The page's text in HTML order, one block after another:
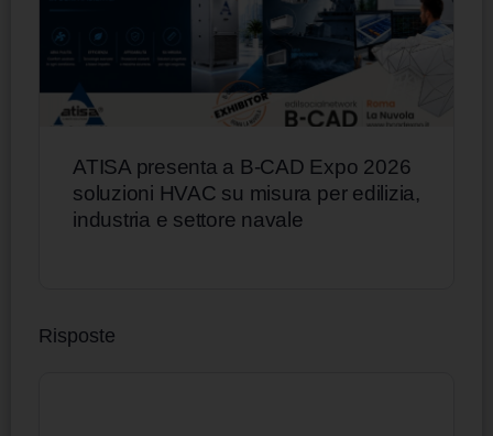
ATISA presenta a B-CAD Expo 2026
soluzioni HVAC su misura per edilizia,
industria e settore navale
Risposte